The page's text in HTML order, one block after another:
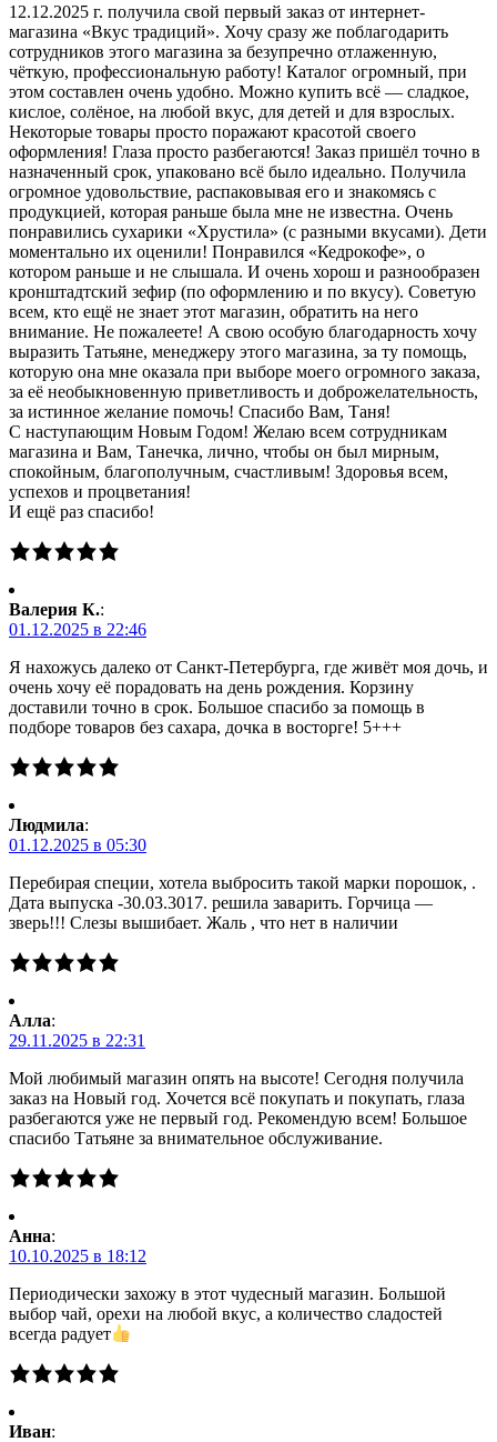
12.12.2025 г. получила свой первый заказ от интернет-
магазина «Вкус традиций». Хочу сразу же поблагодарить
сотрудников этого магазина за безупречно отлаженную,
чёткую, профессиональную работу! Каталог огромный, при
этом составлен очень удобно. Можно купить всё — сладкое,
кислое, солёное, на любой вкус, для детей и для взрослых.
Некоторые товары просто поражают красотой своего
оформления! Глаза просто разбегаются! Заказ пришёл точно в
назначенный срок, упаковано всё было идеально. Получила
огромное удовольствие, распаковывая его и знакомясь с
продукцией, которая раньше была мне не известна. Очень
понравились сухарики «Хрустила» (с разными вкусами). Дети
моментально их оценили! Понравился «Кедрокофе», о
котором раньше и не слышала. И очень хорош и разнообразен
кронштадтский зефир (по оформлению и по вкусу). Советую
всем, кто ещё не знает этот магазин, обратить на него
внимание. Не пожалеете! А свою особую благодарность хочу
выразить Татьяне, менеджеру этого магазина, за ту помощь,
которую она мне оказала при выборе моего огромного заказа,
за её необыкновенную приветливость и доброжелательность,
за истинное желание помочь! Спасибо Вам, Таня!
С наступающим Новым Годом! Желаю всем сотрудникам
магазина и Вам, Танечка, лично, чтобы он был мирным,
спокойным, благополучным, счастливым! Здоровья всем,
успехов и процветания!
И ещё раз спасибо!
Валерия К.:
01.12.2025 в 22:46
Я нахожусь далеко от Санкт-Петербурга, где живёт моя дочь, и
очень хочу её порадовать на день рождения. Корзину
доставили точно в срок. Большое спасибо за помощь в
подборе товаров без сахара, дочка в восторге! 5+++
Людмила:
01.12.2025 в 05:30
Перебирая специи, хотела выбросить такой марки порошок, .
Дата выпуска -30.03.3017. решила заварить. Горчица —
зверь!!! Слезы вышибает. Жаль , что нет в наличии
Алла:
29.11.2025 в 22:31
Мой любимый магазин опять на высоте! Сегодня получила
заказ на Новый год. Хочется всё покупать и покупать, глаза
разбегаются уже не первый год. Рекомендую всем! Большое
спасибо Татьяне за внимательное обслуживание.
Анна:
10.10.2025 в 18:12
Периодически захожу в этот чудесный магазин. Большой
выбор чай, орехи на любой вкус, а количество сладостей
всегда радует
Иван: